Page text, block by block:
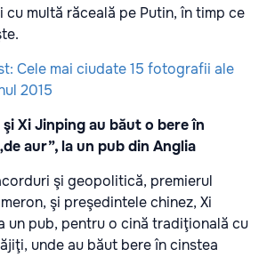
multă răceală pe Putin, în timp ce
şi Xi Jinping au băut o bere în
aur”, la un pub din Anglia
şi geopolitică, premierul
şi preşedintele chinez, Xi
un pub, pentru o cină tradiţională cu
unde au băut bere în cinstea